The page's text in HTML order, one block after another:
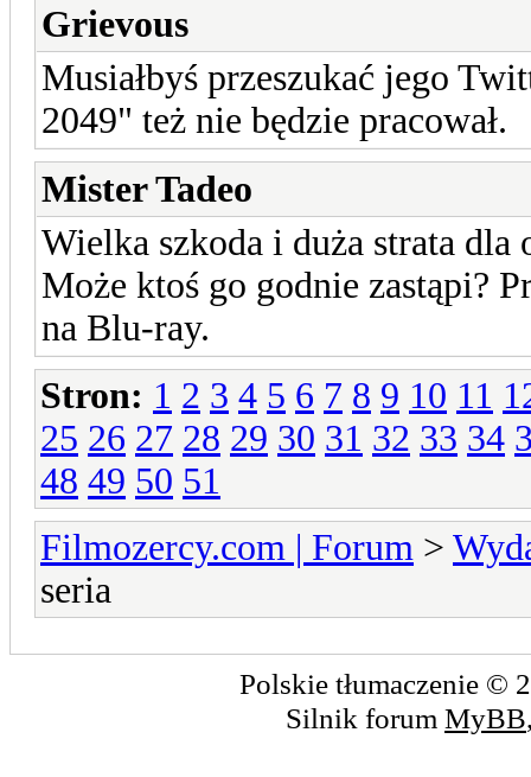
Grievous
Musiałbyś przeszukać jego
2049" też nie będzie pracował.
Mister Tadeo
Wielka szkoda i duża strata
Może ktoś go godnie zastąpi?
na Blu-ray.
Stron: 1 2 3 4 5 6 7 8 9 10 11
25 26 27 28 29 30 31 32 33 34
48 49 50 51
Filmozercy.com | Forum >
seria
Polskie tłumaczenie ©
Silnik forum MyBB